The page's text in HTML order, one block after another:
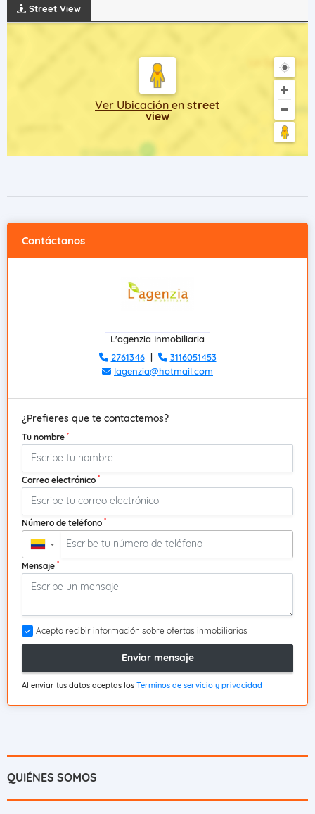
Street View
Ver Ubicación en street
view
Contáctanos
L'agenzia Inmobiliaria
2761346|
3116051453
lagenzia@hotmail.com
¿Prefieres que te contactemos?
Tu nombre *
Correo electrónico *
Número de teléfono *
▼
Mensaje *
Acepto recibir información sobre ofertas inmobiliarias
Enviar mensaje
Al enviar tus datos aceptas los Términos de servicio y privacidad
QUIÉNES SOMOS